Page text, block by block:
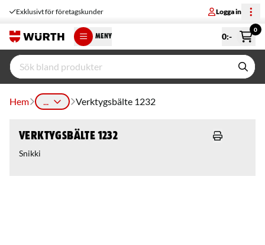
Exklusivt för företagskunder Logga in
MENY 0:-
0
Hem ... Verktygsbälte 1232
Verktygsbälte 1232
Snikki